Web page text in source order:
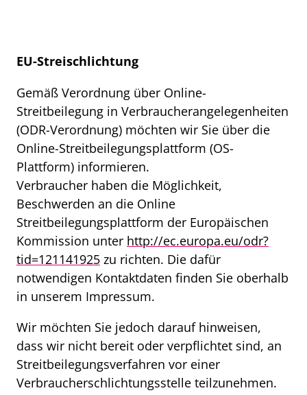
EU-Streischlichtung
Gemäß Verordnung über Online-
Streitbeilegung in Verbraucherangelegenheiten
(ODR-Verordnung) möchten wir Sie über die
Online-Streitbeilegungsplattform (OS-
Plattform) informieren.
Verbraucher haben die Möglichkeit,
Beschwerden an die Online
Streitbeilegungsplattform der Europäischen
Kommission unter http://ec.europa.eu/odr?
tid=121141925 zu richten. Die dafür
notwendigen Kontaktdaten finden Sie oberhalb
in unserem Impressum.
Wir möchten Sie jedoch darauf hinweisen,
dass wir nicht bereit oder verpflichtet sind, an
Streitbeilegungsverfahren vor einer
Verbraucherschlichtungsstelle teilzunehmen.